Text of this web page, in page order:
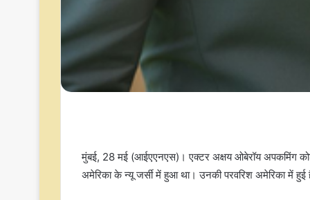
मुंबई, 28 मई (आईएएनएस)। एक्टर अक्षय ओबेरॉय अपकमिंग
अमेरिका के न्यू जर्सी में हुआ था। उनकी परवरिश अमेरिका में हुई